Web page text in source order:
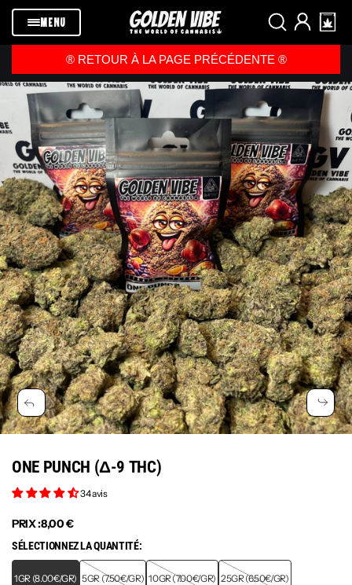
Passer au
contenuMENU
®️ RETOUR À LA PAGE PRÉCÉDENTE ®️
ONE PUNCH (Δ-9 THC)
34 avis
PRIX :8,00 €
SÉLECTIONNEZ LA QUANTITÉ:
1GR (8.00€/GR) 5GR (7.50€/GR) 10GR (7.00€/GR) 25GR (6.50€/GR)